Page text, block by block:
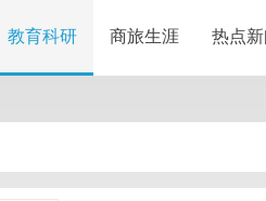
教育科研 商旅生涯 热点